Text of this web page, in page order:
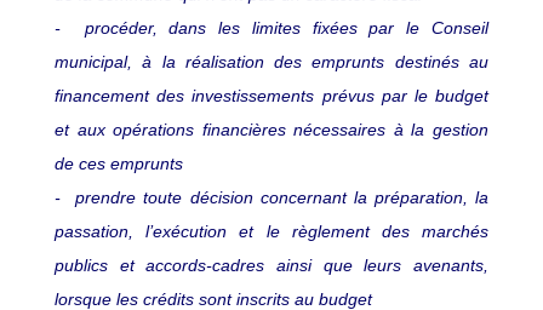
- procéder, dans les limites fixées par le Conseil
municipal, à la réalisation des emprunts destinés au
financement des investissements prévus par le budget
et aux opérations financières nécessaires à la gestion
de ces emprunts
- prendre toute décision concernant la préparation, la
passation, l’exécution et le règlement des marchés
publics et accords-cadres ainsi que leurs avenants,
lorsque les crédits sont inscrits au budget